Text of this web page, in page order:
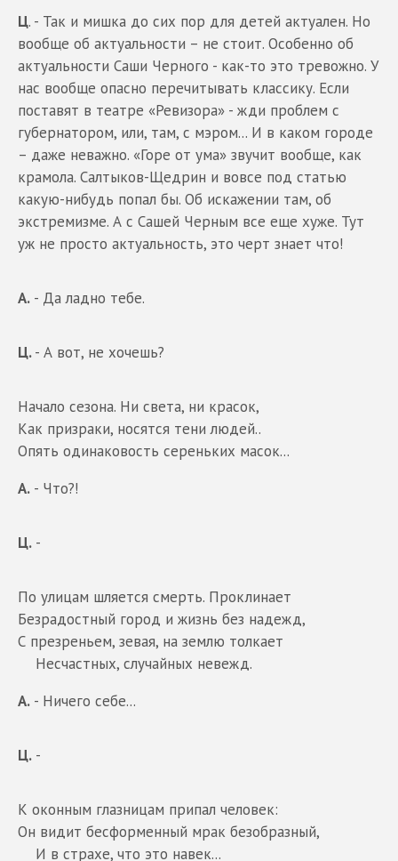
Ц. - Так и мишка до сих пор для детей актуален. Но
вообще об актуальности – не стоит. Особенно об
актуальности Саши Черного - как-то это тревожно. У
нас вообще опасно перечитывать классику. Если
поставят в театре «Ревизора» - жди проблем с
губернатором, или, там, с мэром... И в каком городе
– даже неважно. «Горе от ума» звучит вообще, как
крамола. Салтыков-Щедрин и вовсе под статью
какую-нибудь попал бы. Об искажении там, об
экстремизме. А с Сашей Черным все еще хуже. Тут
уж не просто актуальность, это черт знает что!
А. - Да ладно тебе.
Ц.- А вот, не хочешь?
Начало сезона. Ни света, ни красок,
Как призраки, носятся тени людей..
Опять одинаковость сереньких масок...
А. - Что?!
Ц. -
По улицам шляется смерть. Проклинает
Безрадостный город и жизнь без надежд,
С презреньем, зевая, на землю толкает
Несчастных, случайных невежд.
А. - Ничего себе...
Ц. -
К оконным глазницам припал человек:
Он видит бесформенный мрак безобразный,
И в страхе, что это навек...